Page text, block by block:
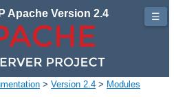
Apache Version 2.4
> Version 2.4 > Modules
☰